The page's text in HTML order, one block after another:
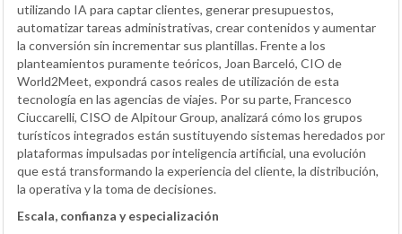
utilizando IA para captar clientes, generar presupuestos,
automatizar tareas administrativas, crear contenidos y aumentar
la conversión sin incrementar sus plantillas. Frente a los
planteamientos puramente teóricos, Joan Barceló, CIO de
World2Meet, expondrá casos reales de utilización de esta
tecnología en las agencias de viajes. Por su parte, Francesco
Ciuccarelli, CISO de Alpitour Group, analizará cómo los grupos
turísticos integrados están sustituyendo sistemas heredados por
plataformas impulsadas por inteligencia artificial, una evolución
que está transformando la experiencia del cliente, la distribución,
la operativa y la toma de decisiones.
Escala, confianza y especialización